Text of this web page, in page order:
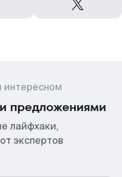
интересном
предложениями
лайфхаки,
экспертов